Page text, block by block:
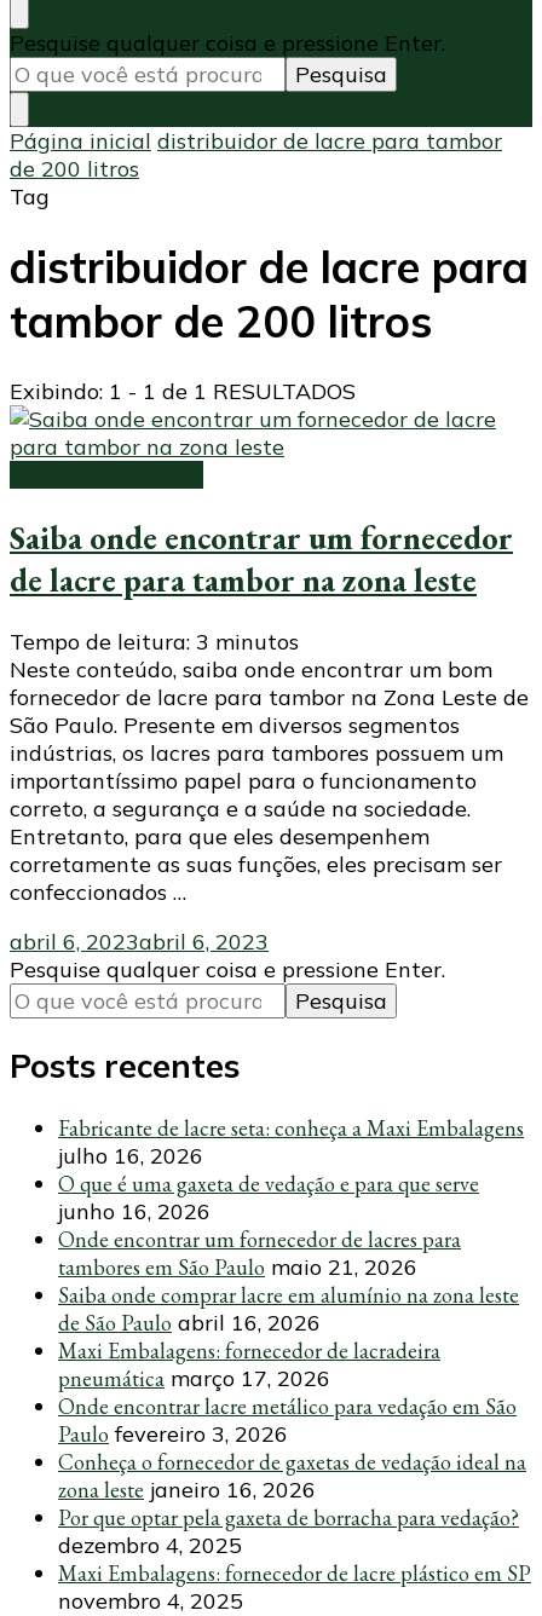
Procurando
algo?
Pesquise qualquer coisa e pressione Enter.
Página inicial distribuidor de lacre para tambor
de 200 litros
Tag
distribuidor de lacre para
tambor de 200 litros
Exibindo: 1 - 1 de 1 RESULTADOS
Saiba onde encontrar um fornecedor
de lacre para tambor na zona leste
Tempo de leitura: 3 minutos
Neste conteúdo, saiba onde encontrar um bom
fornecedor de lacre para tambor na Zona Leste de
São Paulo. Presente em diversos segmentos
indústrias, os lacres para tambores possuem um
importantíssimo papel para o funcionamento
correto, a segurança e a saúde na sociedade.
Entretanto, para que eles desempenhem
corretamente as suas funções, eles precisam ser
confeccionados …
abril 6, 2023abril 6, 2023
Procurando
algo?
Pesquise qualquer coisa e pressione Enter.
Posts recentes
Fabricante de lacre seta: conheça a Maxi Embalagens
julho 16, 2026
O que é uma gaxeta de vedação e para que serve
junho 16, 2026
Onde encontrar um fornecedor de lacres para
tambores em São Paulo maio 21, 2026
Saiba onde comprar lacre em alumínio na zona leste
de São Paulo abril 16, 2026
Maxi Embalagens: fornecedor de lacradeira
pneumática março 17, 2026
Onde encontrar lacre metálico para vedação em São
Paulo fevereiro 3, 2026
Conheça o fornecedor de gaxetas de vedação ideal na
zona leste janeiro 16, 2026
Por que optar pela gaxeta de borracha para vedação?
dezembro 4, 2025
Maxi Embalagens: fornecedor de lacre plástico em SP
novembro 4, 2025